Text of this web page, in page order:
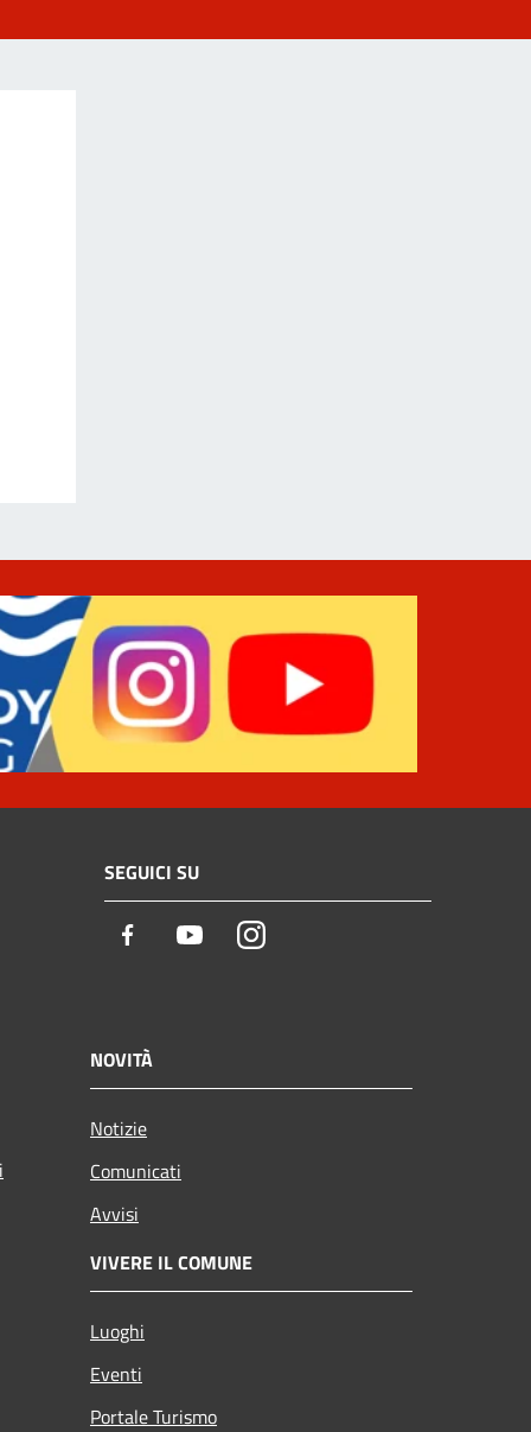
SEGUICI SU
Facebook YoutubeInstagram
NOVITÀ
Notizie
Comunicati
Avvisi
VIVERE IL COMUNE
Luoghi
Eventi
Portale Turismo